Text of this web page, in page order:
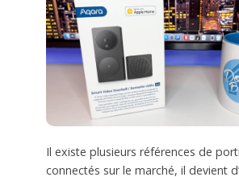
Il existe plusieurs références de
connectés sur le marché, il devient